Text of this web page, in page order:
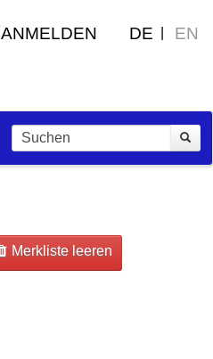
ANMELDEN DE EN
Merkliste leeren